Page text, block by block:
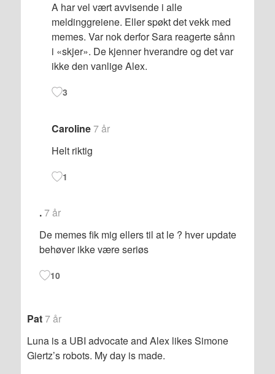
A har vel vært avvisende i alle
meldinggreiene. Eller spøkt det vekk med
memes. Var nok derfor Sara reagerte sånn
i «skjer». De kjenner hverandre og det var
ikke den vanlige Alex.
3
Caroline7 år
Helt riktig
1
.7 år
De memes fik mig ellers til at le ? hver update
behøver ikke være seriøs
10
Pat7 år
Luna is a UBI advocate and Alex likes Simone
Giertz’s robots. My day is made.